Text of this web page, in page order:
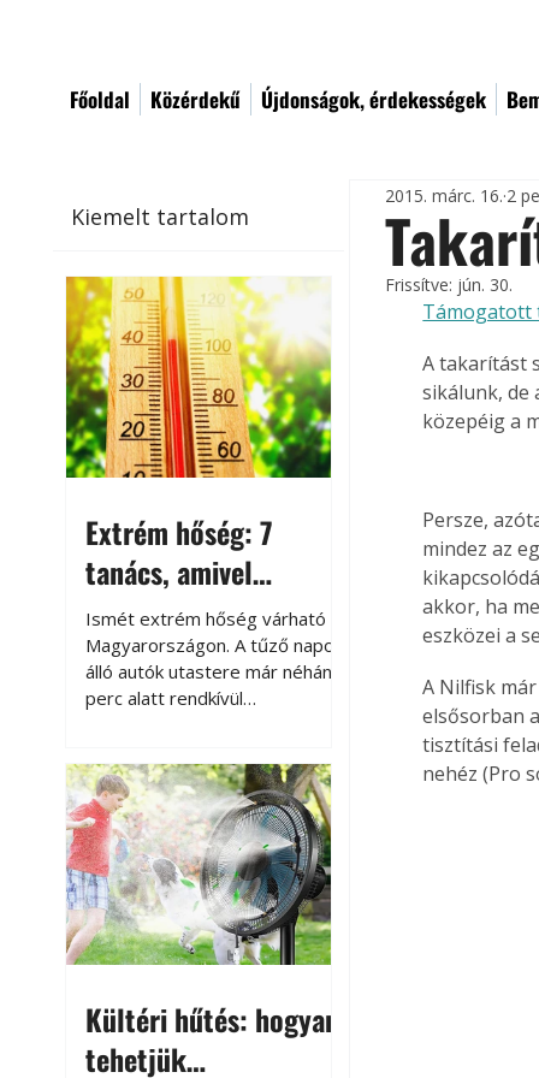
Főoldal Közérdekű Újdonságok, érdekességek
Kiemelt tartalom
Extrém hőség: 7
tanács, amivel
megóvhatjuk
autónkat a nyári
károktól
Ismét extrém hőség várható
Magyarországon. A tűző napon
álló autók utastere már néhány
perc alatt rendkívül
megközelítheti. Ez nemcsak a
beszállást teszi kellemetlenné,
hanem az autó állapotára és a
benne hagyott tárgyakra is
káros hatással lehet. Néhány
egyszerű óvintézkedéssel
azonban jelentősen
csökkenthetjük a hőség káros
Kültéri hűtés: hogyan
tehetjük
2015. márc. 16. 2
Frissítve: jún. 30.
Támogatott
A takarítást
sikálunk, de
közepéig a
Persze,
mindez az
akkor, ha
eszközei a
A Nilfisk
elsősorban
tisztítási
nehéz (Pro